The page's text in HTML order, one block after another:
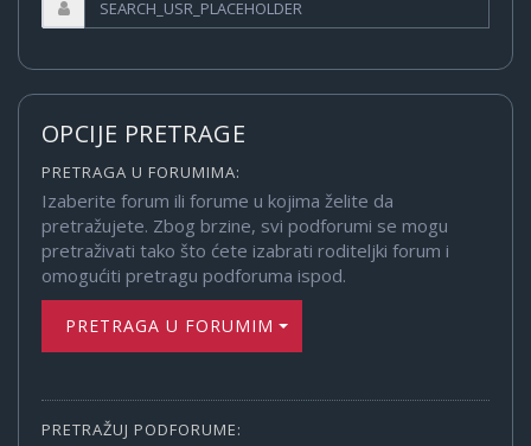
OPCIJE PRETRAGE
PRETRAGA U FORUMIMA:
Izaberite forum ili forume u kojima želite da
pretražujete. Zbog brzine, svi podforumi se mogu
pretraživati tako što ćete izabrati roditeljki forum i
omogućiti pretragu podforuma ispod.
PRETRAGA U FORUMIMA
PRETRAŽUJ PODFORUME: